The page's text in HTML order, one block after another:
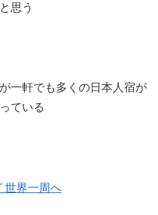
思う
一軒でも多くの日本人宿が
ている